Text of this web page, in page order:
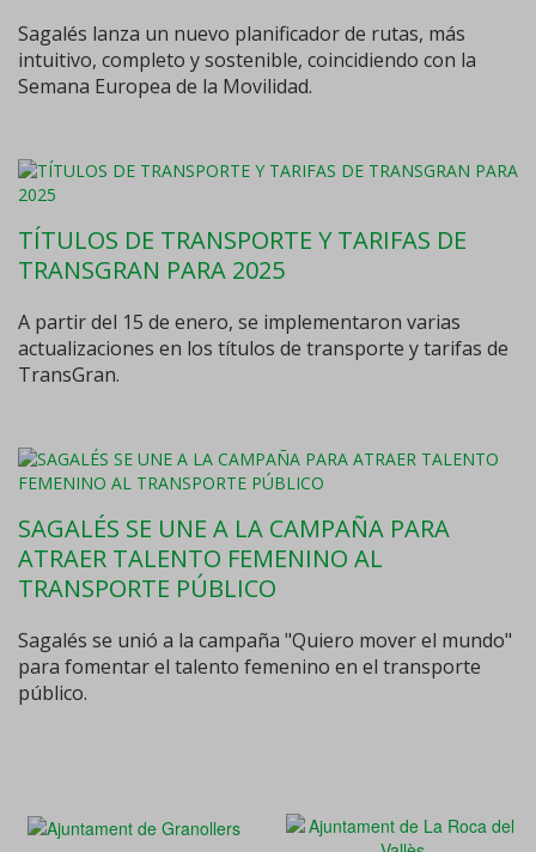
Sagalés lanza un nuevo planificador de rutas, más
intuitivo, completo y sostenible, coincidiendo con la
Semana Europea de la Movilidad.
TÍTULOS DE TRANSPORTE Y TARIFAS DE
TRANSGRAN PARA 2025
A partir del 15 de enero, se implementaron varias
actualizaciones en los títulos de transporte y tarifas de
TransGran.
SAGALÉS SE UNE A LA CAMPAÑA PARA
ATRAER TALENTO FEMENINO AL
TRANSPORTE PÚBLICO
Sagalés se unió a la campaña "Quiero mover el mundo"
para fomentar el talento femenino en el transporte
público.